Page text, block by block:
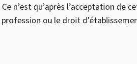
n’est qu’après l’acceptation de
ou le droit